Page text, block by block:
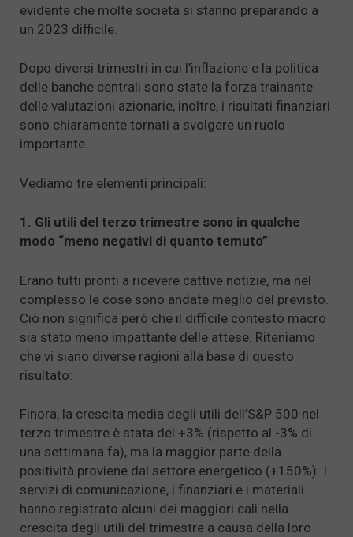
evidente che molte società si stanno preparando a
un 2023 difficile.
Dopo diversi trimestri in cui l’inflazione e la politica
delle banche centrali sono state la forza trainante
delle valutazioni azionarie, inoltre, i risultati finanziari
sono chiaramente tornati a svolgere un ruolo
importante.
Vediamo tre elementi principali:
1. Gli utili del terzo trimestre sono in qualche
modo “meno negativi di quanto temuto”
Erano tutti pronti a ricevere cattive notizie, ma nel
complesso le cose sono andate meglio del previsto.
Ciò non significa però che il difficile contesto macro
sia stato meno impattante delle attese. Riteniamo
che vi siano diverse ragioni alla base di questo
risultato:
Finora, la crescita media degli utili dell’S&P 500 nel
terzo trimestre è stata del +3% (rispetto al -3% di
una settimana fa), ma la maggior parte della
positività proviene dal settore energetico (+150%). I
servizi di comunicazione, i finanziari e i materiali
hanno registrato alcuni dei maggiori cali nella
crescita degli utili del trimestre a causa della loro